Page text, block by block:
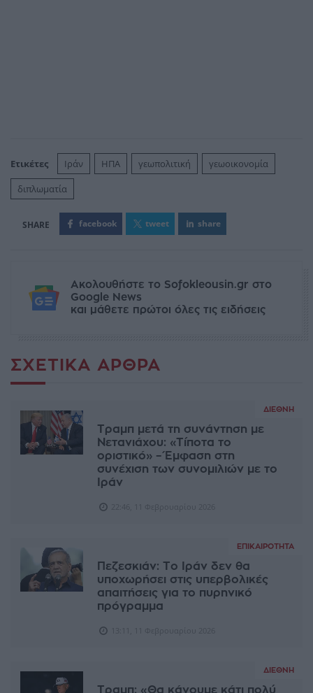
Ετικέτες Ιράν ΗΠΑ γεωπολιτική
γεωοικονομία
διπλωματία
facebook tweet share
Ακολουθήστε το Sofokleousin.gr στο
Google News
και μάθετε πρώτοι όλες τις ειδήσεις
ΣΧΕΤΙΚΆ ΆΡΘΡΑ
ΔΙΕΘΝΉ
Τραμπ μετά τη συνάντηση με
Νετανιάχου: «Τίποτα το
οριστικό» – Έμφαση στη
συνέχιση των συνομιλιών με το
Ιράν
ΕΠΙΚΑΙΡΌΤΗΤΑ
Πεζεσκιάν: Το Ιράν δεν θα
υποχωρήσει στις υπερβολικές
απαιτήσεις για το πυρηνικό
πρόγραμμα
ΔΙΕΘΝΉ
Τραμπ: «Θα κάνουμε κάτι πολύ